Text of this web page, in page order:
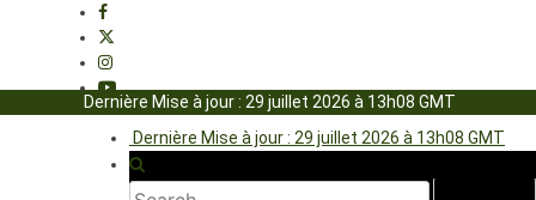
Dernière Mise à jour : 29 juillet 2026 à 13h08 GMT
Dernière Mise à jour : 29 juillet 2026 à 13h08 GMT